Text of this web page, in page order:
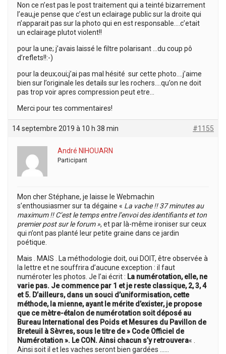
Non ce n’est pas le post traitement qui a teinté bizarrement
l’eau,je pense que c’est un eclairage public sur la droite qui
n’apparait pas sur la photo qui en est responsable….c’etait
un eclairage plutot violent!!
pour la une; j’avais laissé le filtre polarisant …du coup pô
d’reflets!!:-)
pour la deux;oui;j’ai pas mal hésité sur cette photo….j’aime
bien sur l’originale les details sur les rochers….qu’on ne doit
pas trop voir apres compression peut etre…
Merci pour tes commentaires!
14 septembre 2019 à 10 h 38 min #1155
André NIHOUARN
Participant
Mon cher Stéphane, je laisse le Webmachin
s’enthousiasmer sur ta dégaine « La vache !! 37 minutes au
maximum !!C’est le temps entre l’envoi des identifiants et ton
premier post sur le forum », et par là-même ironiser sur ceux
qui n’ont pas planté leur petite graine dans ce jardin
poétique.
Mais . MAIS . La méthodologie doit, oui DOIT, être observée à
la lettre et ne souffrira d’aucune exception : il faut
numéroter les photos. Je l’ai écrit : La numérotation, elle, ne
varie pas. Je commence par 1 et je reste classique, 2, 3, 4
et 5. D’ailleurs, dans un souci d’uniformisation, cette
méthode, la mienne, ayant le mérite d’exister, je propose
que ce mètre-étalon de numérotation soit déposé au
Bureau International des Poids et Mesures du Pavillon de
Breteuil à Sèvres, sous le titre de » Code Officiel de
Numérotation ». Le CON. Ainsi chacun s’y retrouvera« .
Ainsi soit il et les vaches seront bien gardées ……